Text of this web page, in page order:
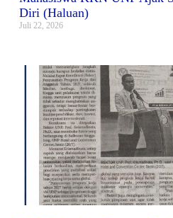
Diri (Haluan)
Juli 22, 2026